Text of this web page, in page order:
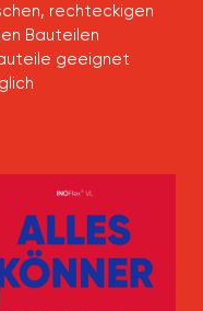
rechteckigen
Bauteilen
geeignet